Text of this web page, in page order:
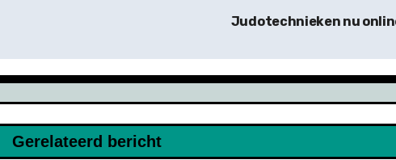
Judotechnieken nu
Gerelateerd bericht